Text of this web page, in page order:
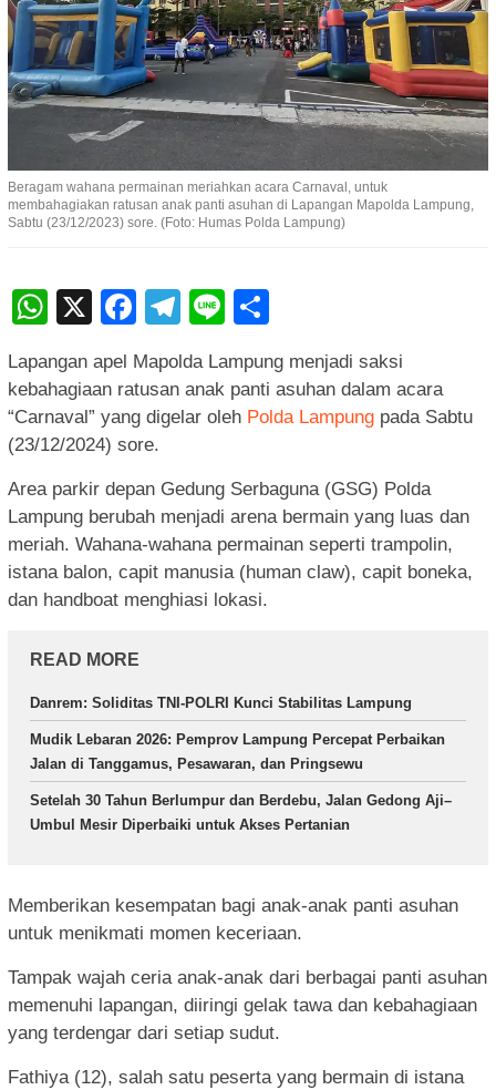
Beragam wahana permainan meriahkan acara Carnaval, untuk
membahagiakan ratusan anak panti asuhan di Lapangan Mapolda Lampung,
Sabtu (23/12/2023) sore. (Foto: Humas Polda Lampung)
WhatsApp
X Facebook
Telegram
Line
Lapangan apel Mapolda Lampung menjadi saksi
kebahagiaan ratusan anak panti asuhan dalam acara
“Carnaval” yang digelar oleh Polda Lampung pada Sabtu
(23/12/2024) sore.
Area parkir depan Gedung Serbaguna (GSG) Polda
Lampung berubah menjadi arena bermain yang luas dan
meriah. Wahana-wahana permainan seperti trampolin,
istana balon, capit manusia (human claw), capit boneka,
dan handboat menghiasi lokasi.
READ MORE
Danrem: Soliditas TNI-POLRI Kunci Stabilitas Lampung
Mudik Lebaran 2026: Pemprov Lampung Percepat Perbaikan
Jalan di Tanggamus, Pesawaran, dan Pringsewu
Setelah 30 Tahun Berlumpur dan Berdebu, Jalan Gedong Aji–
Umbul Mesir Diperbaiki untuk Akses Pertanian
Memberikan kesempatan bagi anak-anak panti asuhan
untuk menikmati momen keceriaan.
Tampak wajah ceria anak-anak dari berbagai panti asuhan
memenuhi lapangan, diiringi gelak tawa dan kebahagiaan
yang terdengar dari setiap sudut.
Fathiya (12), salah satu peserta yang bermain di istana